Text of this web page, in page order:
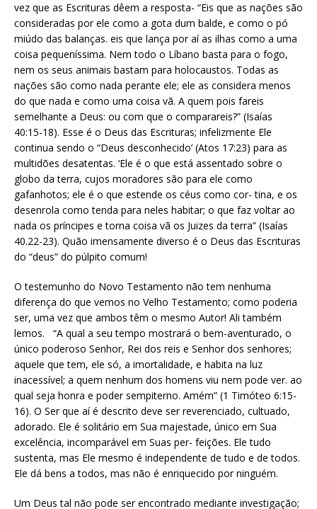
vez que as Escrituras dêem a resposta- “Eis que as nações são
consideradas por ele como a gota dum balde, e como o pó
miúdo das balanças. eis que lança por aí as ilhas como a uma
coisa pequeníssima. Nem todo o Líbano basta para o fogo,
nem os seus animais bastam para holocaustos. Todas as
nações são como nada perante ele; ele as considera menos
do que nada e como uma coisa vã. A quem pois fareis
semelhante a Deus: ou com que o comparareis?” (Isaías
40:15-18). Esse é o Deus das Escrituras; infelizmente Ele
continua sendo o “Deus desconhecido’ (Atos 17:23) para as
multidões desatentas. ‘Ele é o que está assentado sobre o
globo da terra, cujos moradores são para ele como
gafanhotos; ele é o que estende os céus como cor- tina, e os
desenrola como tenda para neles habitar; o que faz voltar ao
nada os príncipes e torna coisa vã os Juizes da terra” (Isaías
40.22-23). Quão imensamente diverso é o Deus das Escrituras
do “deus” do púlpito comum!
O testemunho do Novo Testamento não tem nenhuma
diferença do que vemos no Velho Testamento; como poderia
ser, uma vez que ambos têm o mesmo Autor! Ali também
lemos. “A qual a seu tempo mostrará o bem-aventurado, o
único poderoso Senhor, Rei dos reis e Senhor dos senhores;
aquele que tem, ele só, a imortalidade, e habita na luz
inacessível; a quem nenhum dos homens viu nem pode ver. ao
qual seja honra e poder sempiterno. Amém” (1 Timóteo 6:15-
16). O Ser que aí é descrito deve ser reverenciado, cultuado,
adorado. Ele é solitário em Sua majestade, único em Sua
excelência, incomparável em Suas per- feições. Ele tudo
sustenta, mas Ele mesmo é independente de tudo e de todos.
Ele dá bens a todos, mas não é enriquecido por ninguém.
Um Deus tal não pode ser encontrado mediante investigação;